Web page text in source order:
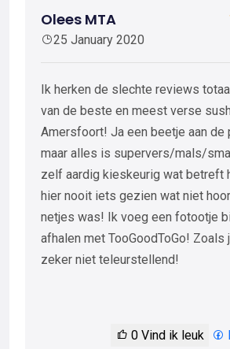
Olees MTA
25 January 2020
Ik herken de slechte reviews
van de beste en meest verse
Amersfoort! Ja een beetje aan de
maar alles is supervers/mals/
zelf aardig kieskeurig wat betreft
hier nooit iets gezien wat niet
netjes was! Ik voeg een fotootje
afhalen met TooGoodToGo! Zoals
zeker niet teleurstellend!
0 Vind ik leuk